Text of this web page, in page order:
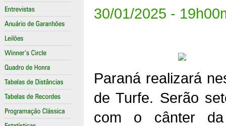
30/01/2025 -
Paraná realizará
de Turfe. Serão
com o cânter